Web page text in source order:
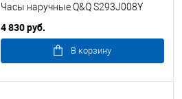
Часы наручные Q&Q S293J008Y
4 830 руб.
В корзину